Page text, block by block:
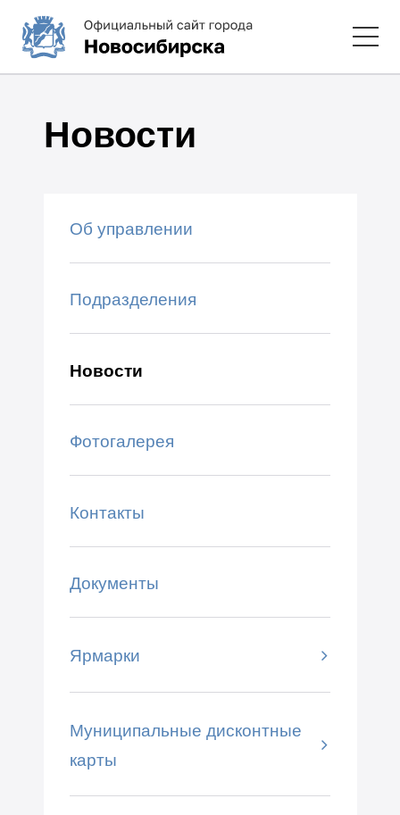
Новости
Об управлении
Подразделения
Новости
Фотогалерея
Контакты
Документы
Ярмарки
Муниципальные дисконтные
карты